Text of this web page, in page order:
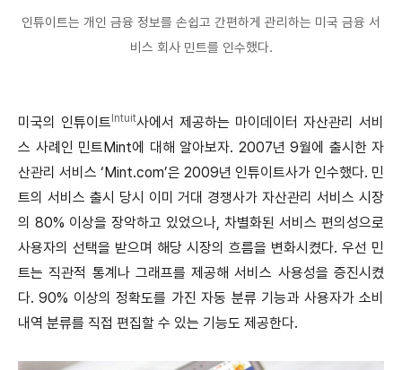
인튜이트는 개인 금융 정보를 손쉽고 간편하게 관리하는 미국 금융 서
비스 회사 민트를 인수했다.
미국의 인튜이트Intuit사에서 제공하는 마이데이터 자산관리 서비
스 사례인 민트Mint에 대해 알아보자. 2007년 9월에 출시한 자
산관리 서비스 ‘Mint.com’은 2009년 인튜이트사가 인수했다. 민
트의 서비스 출시 당시 이미 거대 경쟁사가 자산관리 서비스 시장
의 80% 이상을 장악하고 있었으나, 차별화된 서비스 편의성으로
사용자의 선택을 받으며 해당 시장의 흐름을 변화시켰다. 우선 민
트는 직관적 통계나 그래프를 제공해 서비스 사용성을 증진시켰
다. 90% 이상의 정확도를 가진 자동 분류 기능과 사용자가 소비
내역 분류를 직접 편집할 수 있는 기능도 제공한다.